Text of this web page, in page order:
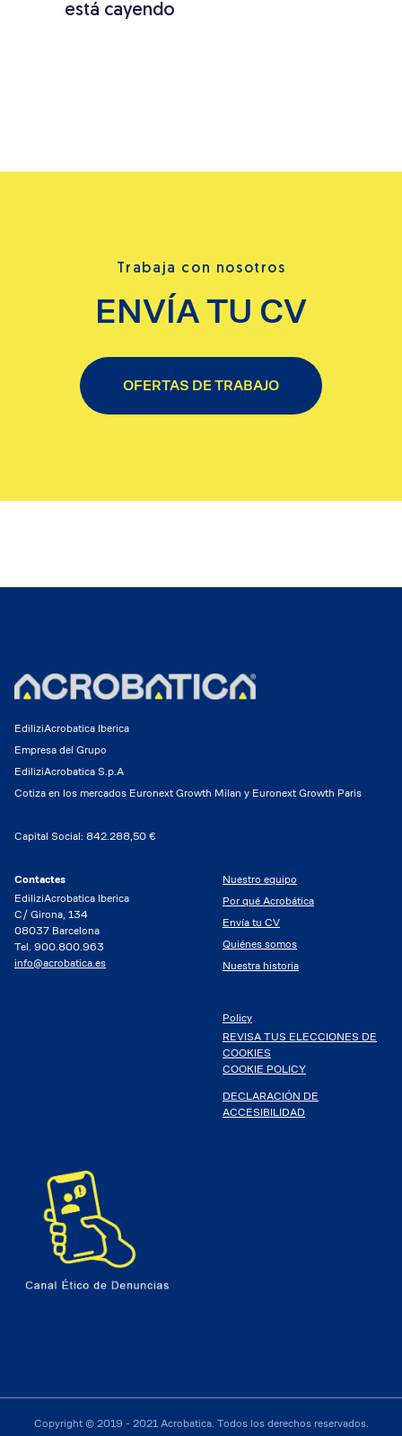
está cayendo
Trabaja con nosotros
ENVÍA TU CV
OFERTAS DE TRABAJO
EdiliziAcrobatica Iberica
Empresa del Grupo
EdiliziAcrobatica S.p.A
Cotiza en los mercados Euronext Growth Milan y Euronext Growth Paris
Capital Social: 842.288,50 €
Contactes
EdiliziAcrobatica Iberica
C/ Girona, 134
08037 Barcelona
Tel. 900.800.963
info@acrobatica.es
Nuestro equipo
Por qué Acrobática
Envía tu CV
Quiénes somos
Nuestra historia
Policy
REVISA TUS ELECCIONES DE
COOKIES
COOKIE POLICY
DECLARACIÓN DE
ACCESIBILIDAD
Copyright © 2019 - 2021 Acrobatica. Todos los derechos reservados.